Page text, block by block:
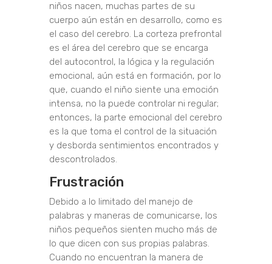
niños nacen, muchas partes de su
cuerpo aún están en desarrollo, como es
el caso del cerebro. La corteza prefrontal
es el área del cerebro que se encarga
del autocontrol, la lógica y la regulación
emocional, aún está en formación, por lo
que, cuando el niño siente una emoción
intensa, no la puede controlar ni regular;
entonces, la parte emocional del cerebro
es la que toma el control de la situación
y desborda sentimientos encontrados y
descontrolados.
Frustración
Debido a lo limitado del manejo de
palabras y maneras de comunicarse, los
niños pequeños sienten mucho más de
lo que dicen con sus propias palabras.
Cuando no encuentran la manera de